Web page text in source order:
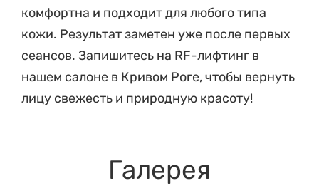
комфортна и подходит для любого типа
кожи. Результат заметен уже после первых
сеансов. Запишитесь на RF-лифтинг в
нашем салоне в Кривом Роге, чтобы вернуть
лицу свежесть и природную красоту!
Галерея